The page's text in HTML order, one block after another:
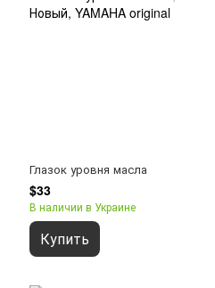
Глазок уровня масла
$33
В наличии в Украине
Купить